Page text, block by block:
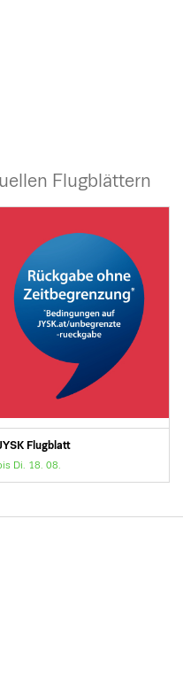
Flugblättern
Flugblatt
Di. 18. 08.